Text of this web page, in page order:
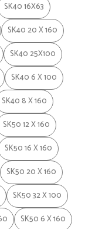
SK40 16X63
SK40 20 X 160
SK40 25X100
SK40 6 X 100
SK40 8 X 160
SK50 12 X 160
SK50 16 X 160
SK50 20 X 160
SK50 32 X 100
SK50 6 X 160